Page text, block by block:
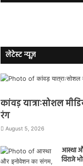
लेटेस्ट न्यूज़
कांवड़ यात्राःसोशल
रंग
August 5, 2026
आस्था
विराजे